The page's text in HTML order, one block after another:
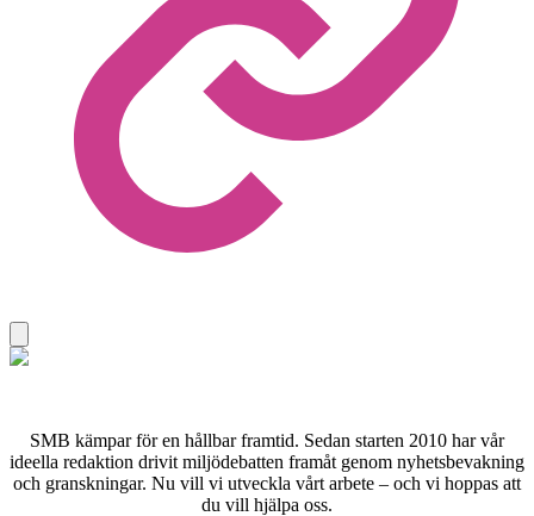
SMB kämpar för en hållbar framtid. Sedan starten 2010 har vår
ideella redaktion drivit miljödebatten framåt genom nyhetsbevakning
och granskningar. Nu vill vi utveckla vårt arbete – och vi hoppas att
du vill hjälpa oss.